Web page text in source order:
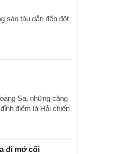
sàn tàu dẫn đến đột
Sa, những căng
điểm là Hải chiến
đi mở cõi